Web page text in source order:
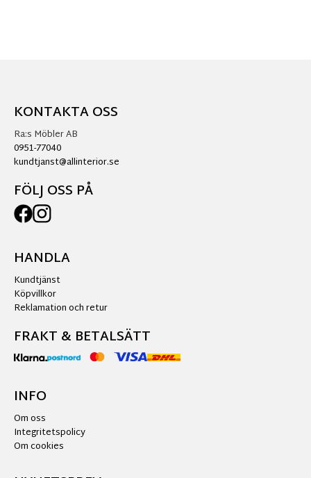
KONTAKTA OSS
Ra:s Möbler AB
0951-77040
kundtjanst@allinterior.se
FÖLJ OSS PÅ
HANDLA
Kundtjänst
Köpvillkor
Reklamation och retur
FRAKT & BETALSÄTT
INFO
Om oss
Integritetspolicy
Om cookies